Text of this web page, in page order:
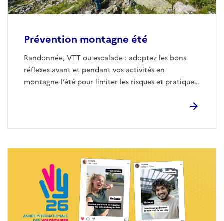
Prévention montagne été
Randonnée, VTT ou escalade : adoptez les bons
réflexes avant et pendant vos activités en
montagne l’été pour limiter les risques et pratiquer